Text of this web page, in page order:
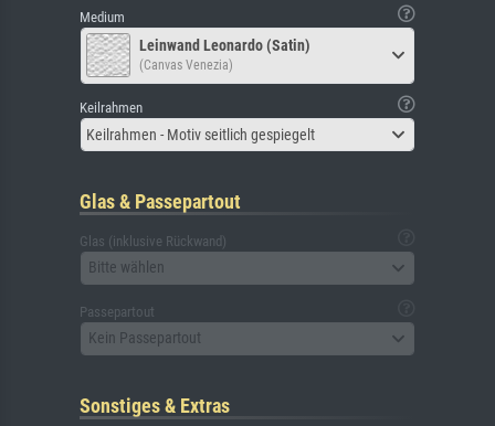
Medium
Leinwand Leonardo (Satin)
(Canvas Venezia)
Keilrahmen
Keilrahmen - Motiv seitlich gespiegelt
Glas & Passepartout
Glas (inklusive Rückwand)
Bitte wählen
Passepartout
Kein Passepartout
Sonstiges & Extras